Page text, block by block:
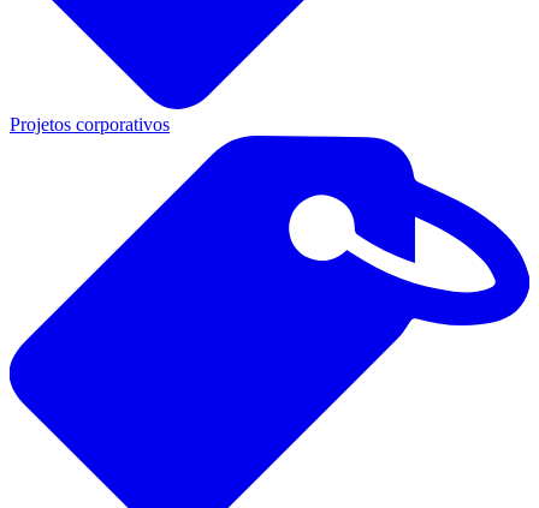
Projetos corporativos